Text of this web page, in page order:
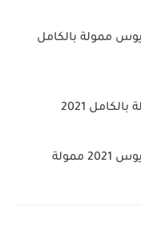
ممولة بالكامل
2021
منحة جامعة طيبة لدراسة البكالوريوس 2021 ممولة